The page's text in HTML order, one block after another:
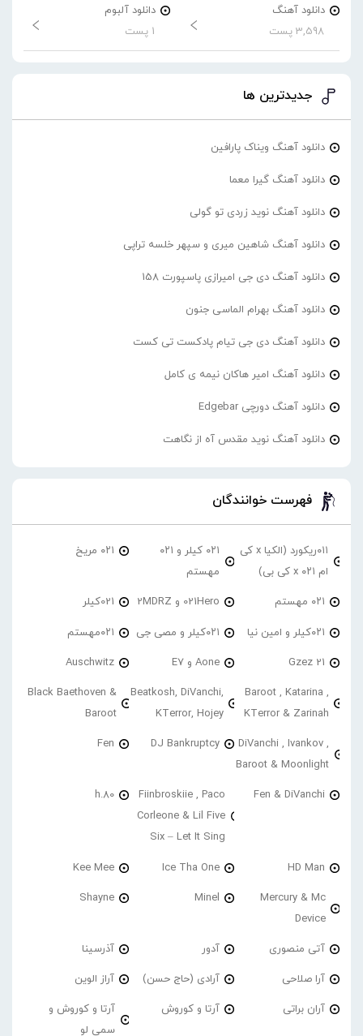
دانلود آهنگ
3,598 پست
دانلود آلبوم
1 پست
جدیدترین ها
دانلود آهنگ ویناک پارافین
دانلود آهنگ گیرا معما
دانلود آهنگ نوید زردی تو گولی
دانلود آهنگ شاهین میری و سپهر خلسه تراپی
دانلود آهنگ دی جی امیرازی پاسپورت 158
دانلود آهنگ بهرام الماسی جنون
دانلود آهنگ دی جی تیام پادکست تی کست
دانلود آهنگ امیر هاکان نیمه ی کامل
دانلود آهنگ دورچی Edgebar
دانلود آهنگ نوید مقدس آه از نگاهت
فهرست خوانندگان
۰۱۱ریکورد (الکیا x کی
ام ۰۲۱ x کی بی)
۰۲۱ کیلر و ۰۲۱
مهستم
۰۲۱ مریخ
۰۲۱ مهستم 021Hero و 2MDRZ 021کیلر
۰۲۱کیلر و امین نیا ۰۲۱کیلر و مصی جی ۰۲۱مهستم
21 Gzez Aone و E7 Auschwitz
Baroot , Katarina ,
KTerror & Zarinah
Beatkosh, DiVanchi,
KTerror, Hojey
Black Baethoven &
Baroot
DiVanchi , Ivankov ,
Baroot & Moonlight
DJ Bankruptcy
Fen
Fen & DiVanchi
Fiinbroskiie , Paco
Corleone & Lil Five
Six – Let It Sing
h.80
HD Man
Ice Tha One
Kee Mee
Mercury & Mc
Device
Minel
Shayne
آتی منصوری آدور آذرسینا
آرا صلاحی آرادی (حاج حسن) آراز الوین
آران براتی آرتا و کوروش
آرتا و کوروش و
سمی لو